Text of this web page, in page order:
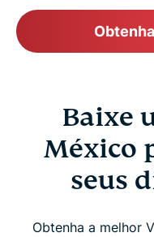
Baixe
México
seus
Obtenha a melhor